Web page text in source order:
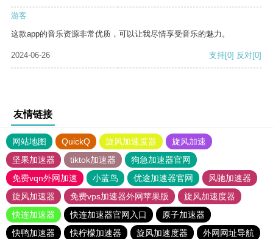
游客
这款app的音乐资源非常优质，可以让我尽情享受音乐的魅力。
2024-06-26 支持[0] 反对[0]
友情链接
网站地图 QuickQ 旋风加速度器
旋风加速
坚果加速器
tiktok加速器
狗急加速器官网
免费vqn外网加速
小蓝鸟 优途加速器官网
风驰加速器
旋风加速器
免费vps加速器外网苹果版
旋风加速度器
快连加速器
快连加速器官网入口
原子加速器
快鸭加速器
快柠檬加速器 旋风加速度器
外网网址导航